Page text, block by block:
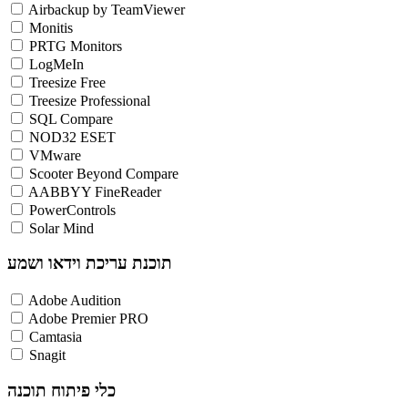
Airbackup by TeamViewer
Monitis
PRTG Monitors
LogMeIn
Treesize Free
Treesize Professional
SQL Compare
NOD32 ESET
VMware
Scooter Beyond Compare
AABBYY FineReader
PowerControls
Solar Mind
תוכנת עריכת וידאו ושמע
Adobe Audition
Adobe Premier PRO
Camtasia
Snagit
כלי פיתוח תוכנה